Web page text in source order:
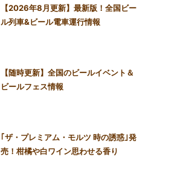
【2026年8月更新】最新版！全国ビー
ル列車&ビール電車運行情報
【随時更新】全国のビールイベント＆
ビールフェス情報
｢ザ・プレミアム・モルツ 時の誘惑｣発
売！柑橘や白ワイン思わせる香り